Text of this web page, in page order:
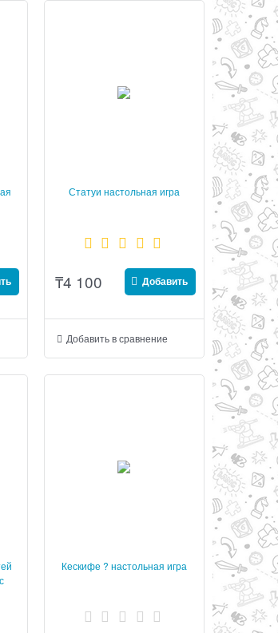
Статуи настольная игра
₸4 100 Добавить
Добавить в сравнение
Кескифе ? настольная игра